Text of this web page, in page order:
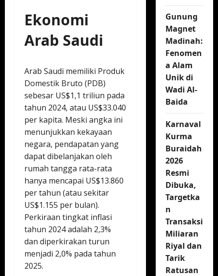
Ekonomi
Arab Saudi
Arab Saudi memiliki Produk
Domestik Bruto (PDB)
sebesar US$1,1 triliun pada
tahun 2024, atau US$33.040
per kapita. Meski angka ini
menunjukkan kekayaan
negara, pendapatan yang
dapat dibelanjakan oleh
rumah tangga rata-rata
hanya mencapai US$13.860
per tahun (atau sekitar
US$1.155 per bulan).
Perkiraan tingkat inflasi
tahun 2024 adalah 2,3%
dan diperkirakan turun
menjadi 2,0% pada tahun
2025.
Gunung
Magnet
Madinah:
Fenomen
a Alam
Unik di
Wadi Al-
Baida
Karnaval
Kurma
Buraidah
2026
Resmi
Dibuka,
Targetka
n
Transaksi
Miliaran
Riyal dan
Tarik
Ratusan